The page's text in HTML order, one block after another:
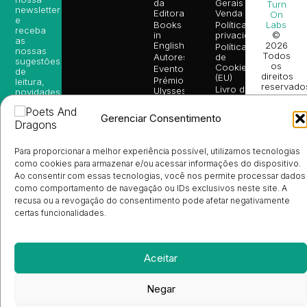
Gerenciar Consentimento
Para proporcionar a melhor experiência possível, utilizamos tecnologias
como cookies para armazenar e/ou acessar informações do dispositivo.
Ao consentir com essas tecnologias, você nos permite processar dados
como comportamento de navegação ou IDs exclusivos neste site. A
recusa ou a revogação do consentimento pode afetar negativamente
certas funcionalidades.
Aceitar
Negar
da
Editora
Books
in
English
Autores
Eventos
Prémio
Ulysses
Nós
Contactos
Manuscritos
Candidatura
de
Ilustradores
Registo
de
Gerais de
Venda
Política de
privacidade
Política
de
Cookies
(EU)
Livro de
newsletter
e
receba
as
nossas
sugestões
de
leitura,
novidades
lançamentos,
vantagens
exclusivas
avisos
diretamente
no seu
e-mail.
Subscrever
Turn
On
Labs
©
2026
Todos
os
direitos